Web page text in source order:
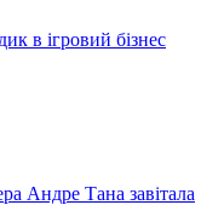
в ігровий бізнес
Андре Тана завітала